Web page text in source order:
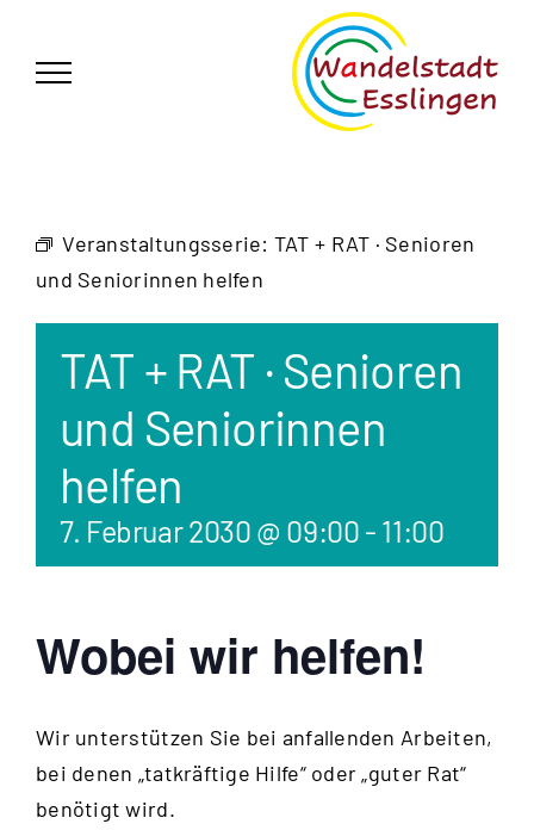
springen
Veranstaltungsserie: TAT + RAT · Senioren
und Seniorinnen helfen
TAT + RAT · Senioren
und Seniorinnen
helfen
7. Februar 2030 @ 09:00 - 11:00
Wobei wir helfen!
Wir unterstützen Sie bei anfallenden Arbeiten,
bei denen „tatkräftige Hilfe“ oder „guter Rat“
benötigt wird.